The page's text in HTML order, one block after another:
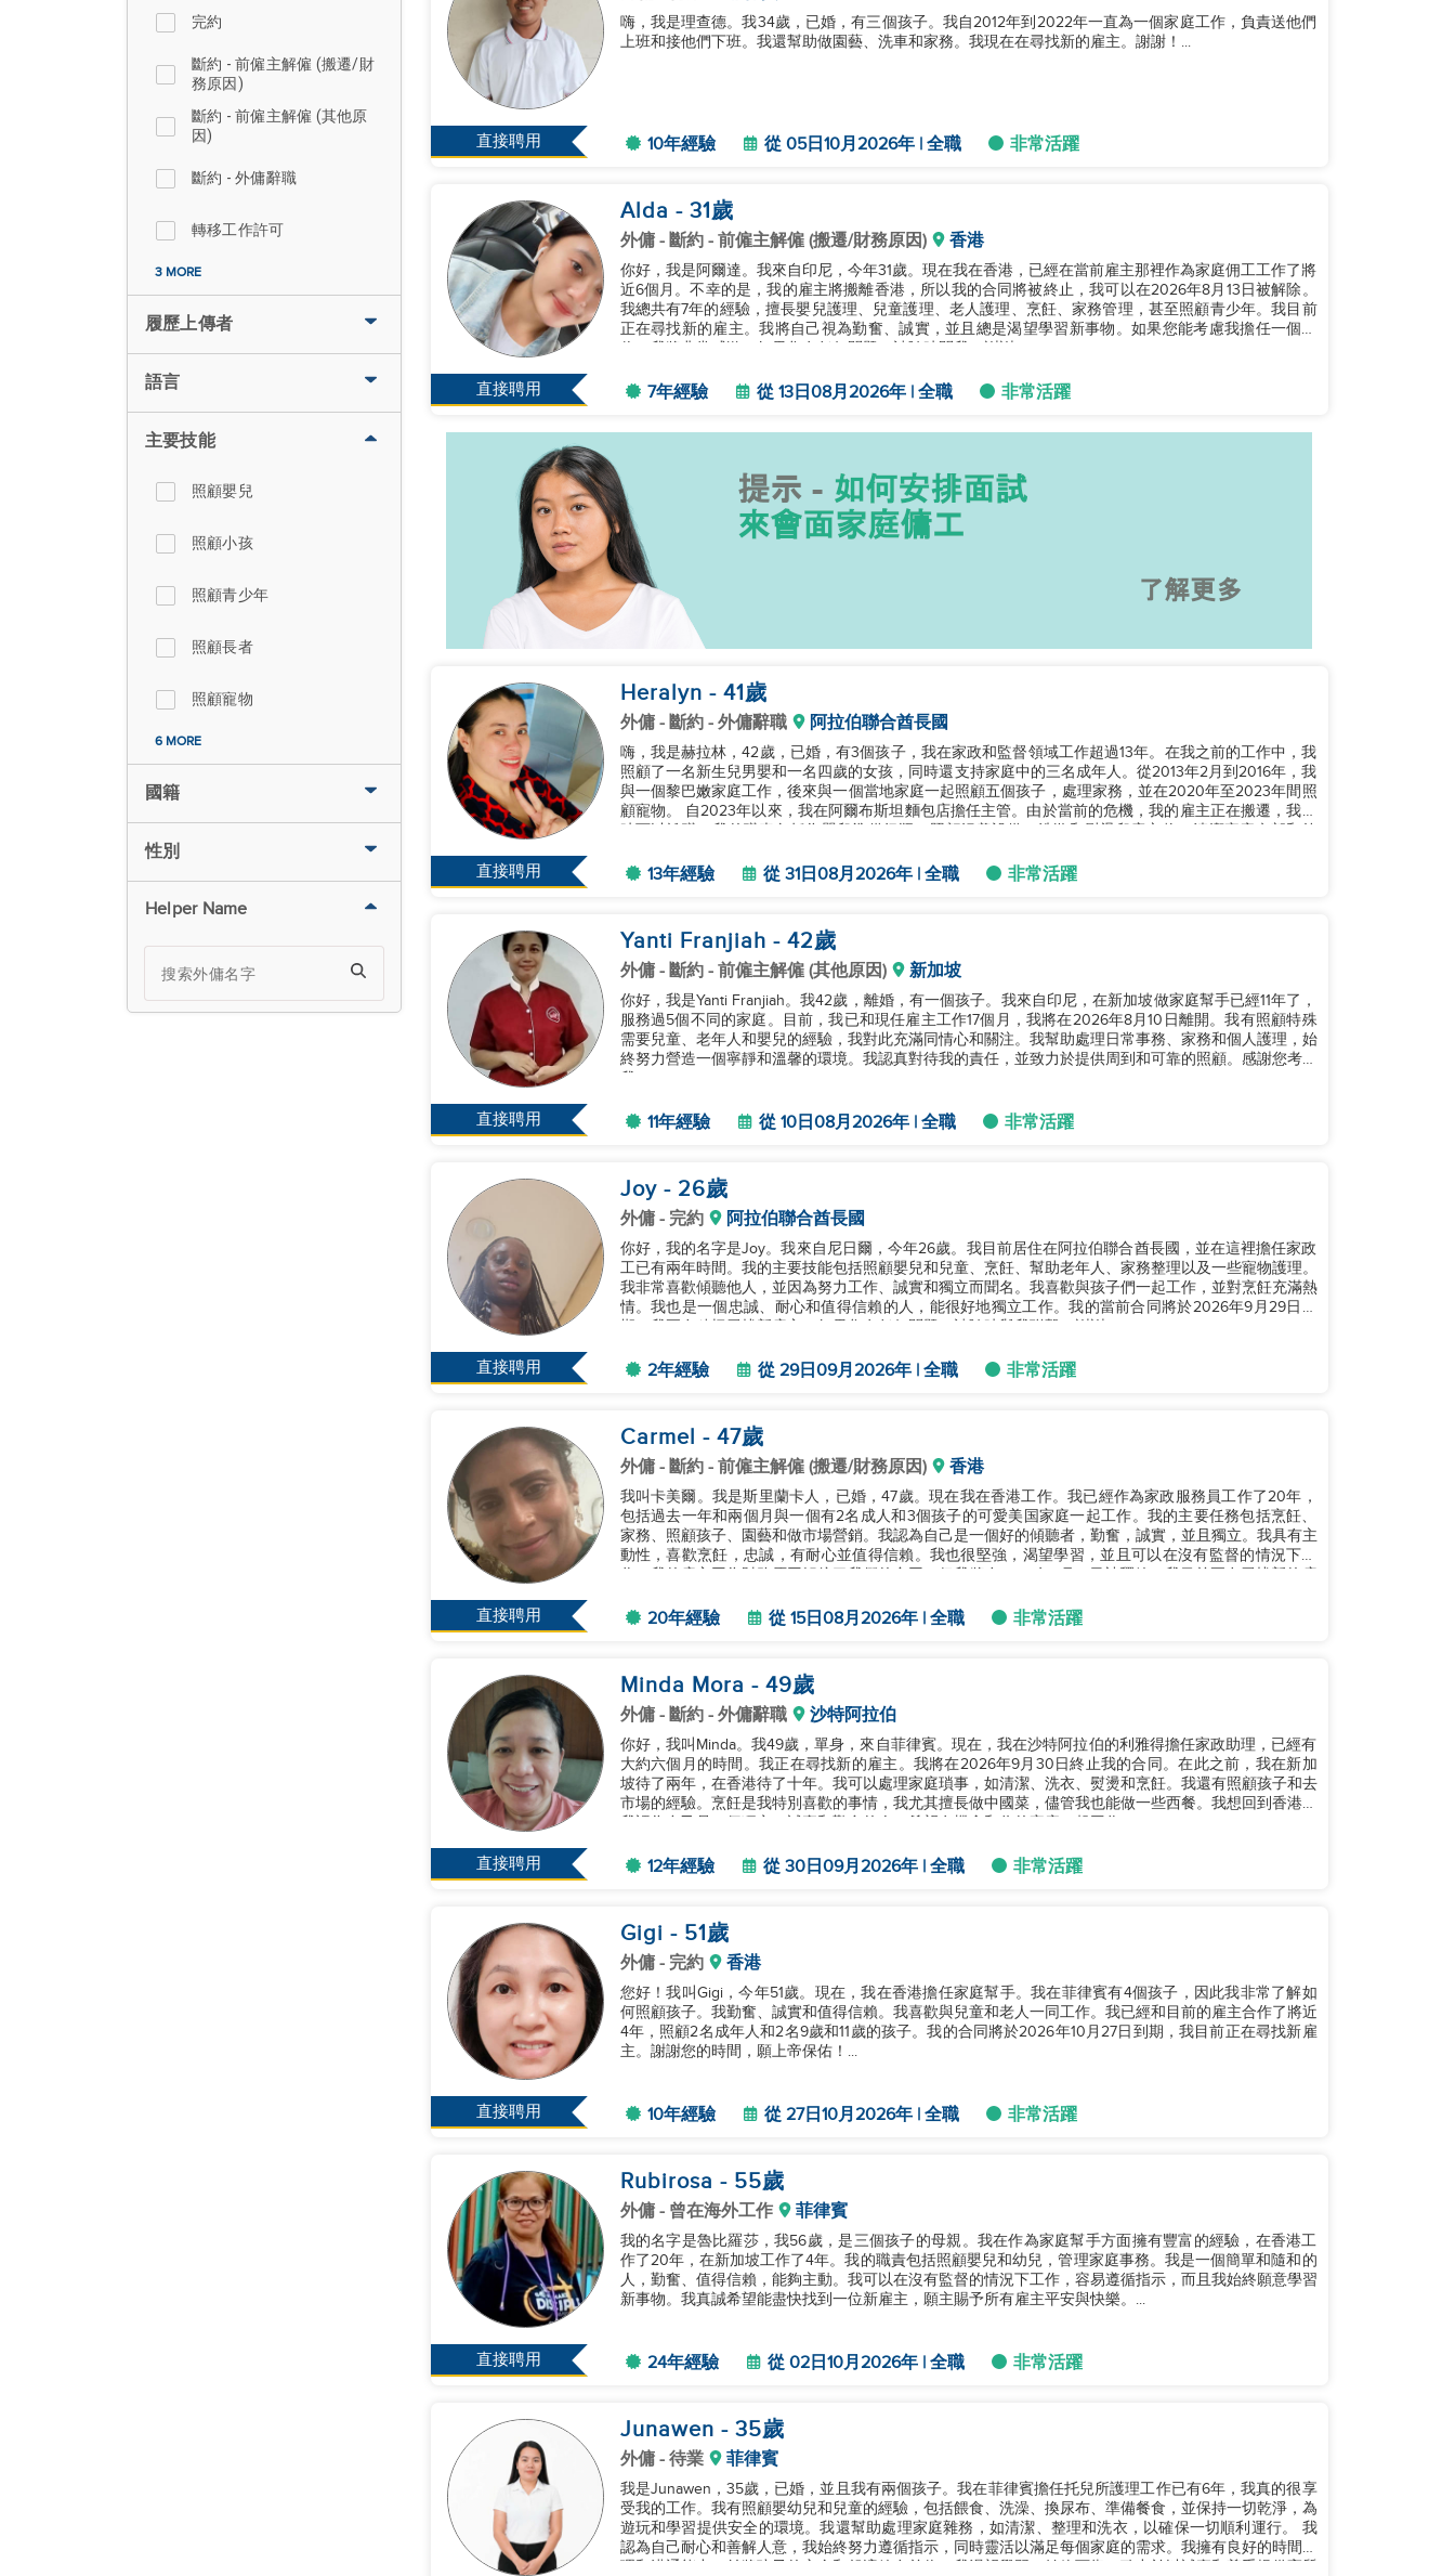
完約
斷約 - 前僱主解僱 (搬遷/財
務原因)
斷約 - 前僱主解僱 (其他原
因)
斷約 - 外傭辭職
轉移工作許可
3 MORE
履歷上傳者
語言
主要技能
照顧嬰兒
照顧小孩
照顧青少年
照顧長者
照顧寵物
6 MORE
國籍
性別
Helper Name
直接聘用
嗨，我是理查德。我34歲，已婚，有三個孩子。我自2012年到2022年一直為一個家庭工作，負責送他們
上班和接他們下班。我還幫助做園藝、洗車和家務。我現在在尋找新的雇主。謝謝！...
10年經驗 從 05日10月2026年 | 全職 非常活躍
直接聘用
Alda - 31歲
外傭 - 斷約 - 前僱主解僱 (搬遷/財務原因) 香港
你好，我是阿爾達。我來自印尼，今年31歲。現在我在香港，已經在當前雇主那裡作為家庭佣工工作了將
近6個月。不幸的是，我的雇主將搬離香港，所以我的合同將被終止，我可以在2026年8月13日被解除。
我總共有7年的經驗，擅長嬰兒護理、兒童護理、老人護理、烹飪、家務管理，甚至照顧青少年。我目前
正在尋找新的雇主。我將自己視為勤奮、誠實，並且總是渴望學習新事物。如果您能考慮我擔任一個職
7年經驗 從 13日08月2026年 | 全職 非常活躍
直接聘用
Heralyn - 41歲
外傭 - 斷約 - 外傭辭職 阿拉伯聯合酋長國
嗨，我是赫拉林，42歲，已婚，有3個孩子，我在家政和監督領域工作超過13年。在我之前的工作中，我
照顧了一名新生兒男嬰和一名四歲的女孩，同時還支持家庭中的三名成年人。從2013年2月到2016年，我
與一個黎巴嫩家庭工作，後來與一個當地家庭一起照顧五個孩子，處理家務，並在2020年至2023年間照
顧寵物。 自2023年以來，我在阿爾布斯坦麵包店擔任主管。由於當前的危機，我的雇主正在搬遷，我隨
13年經驗 從 31日08月2026年 | 全職 非常活躍
直接聘用
Yanti Franjiah - 42歲
外傭 - 斷約 - 前僱主解僱 (其他原因) 新加坡
你好，我是Yanti Franjiah。我42歲，離婚，有一個孩子。我來自印尼，在新加坡做家庭幫手已經11年了，
服務過5個不同的家庭。目前，我已和現任雇主工作17個月，我將在2026年8月10日離開。我有照顧特殊
需要兒童、老年人和嬰兒的經驗，我對此充滿同情心和關注。我幫助處理日常事務、家務和個人護理，始
終努力營造一個寧靜和溫馨的環境。我認真對待我的責任，並致力於提供周到和可靠的照顧。感謝您考慮
11年經驗 從 10日08月2026年 | 全職 非常活躍
直接聘用
Joy - 26歲
外傭 - 完約 阿拉伯聯合酋長國
你好，我的名字是Joy。我來自尼日爾，今年26歲。我目前居住在阿拉伯聯合酋長國，並在這裡擔任家政
工已有兩年時間。我的主要技能包括照顧嬰兒和兒童、烹飪、幫助老年人、家務整理以及一些寵物護理。
我非常喜歡傾聽他人，並因為努力工作、誠實和獨立而聞名。我喜歡與孩子們一起工作，並對烹飪充滿熱
情。我也是一個忠誠、耐心和值得信賴的人，能很好地獨立工作。我的當前合同將於2026年9月29日到
2年經驗 從 29日09月2026年 | 全職 非常活躍
直接聘用
Carmel - 47歲
外傭 - 斷約 - 前僱主解僱 (搬遷/財務原因) 香港
我叫卡美爾。我是斯里蘭卡人，已婚，47歲。現在我在香港工作。我已經作為家政服務員工作了20年，
包括過去一年和兩個月與一個有2名成人和3個孩子的可愛美国家庭一起工作。我的主要任務包括烹飪、
家務、照顧孩子、園藝和做市場營銷。我認為自己是一個好的傾聽者，勤奮，誠實，並且獨立。我具有主
動性，喜歡烹飪，忠誠，有耐心並值得信賴。我也很堅強，渴望學習，並且可以在沒有監督的情況下工
20年經驗 從 15日08月2026年 | 全職 非常活躍
直接聘用
Minda Mora - 49歲
外傭 - 斷約 - 外傭辭職 沙特阿拉伯
你好，我叫Minda。我49歲，單身，來自菲律賓。現在，我在沙特阿拉伯的利雅得擔任家政助理，已經有
大約六個月的時間。我正在尋找新的雇主。我將在2026年9月30日終止我的合同。在此之前，我在新加
坡待了兩年，在香港待了十年。我可以處理家庭瑣事，如清潔、洗衣、熨燙和烹飪。我還有照顧孩子和去
市場的經驗。烹飪是我特別喜歡的事情，我尤其擅長做中國菜，儘管我也能做一些西餐。我想回到香港。
12年經驗 從 30日09月2026年 | 全職 非常活躍
直接聘用
Gigi - 51歲
外傭 - 完約 香港
您好！我叫Gigi，今年51歲。現在，我在香港擔任家庭幫手。我在菲律賓有4個孩子，因此我非常了解如
何照顧孩子。我勤奮、誠實和值得信賴。我喜歡與兒童和老人一同工作。我已經和目前的雇主合作了將近
4年，照顧2名成年人和2名9歲和11歲的孩子。我的合同將於2026年10月27日到期，我目前正在尋找新雇
主。謝謝您的時間，願上帝保佑！...
10年經驗 從 27日10月2026年 | 全職 非常活躍
直接聘用
Rubirosa - 55歲
外傭 - 曾在海外工作 菲律賓
我的名字是魯比羅莎，我56歲，是三個孩子的母親。我在作為家庭幫手方面擁有豐富的經驗，在香港工
作了20年，在新加坡工作了4年。我的職責包括照顧嬰兒和幼兒，管理家庭事務。我是一個簡單和隨和的
人，勤奮、值得信賴，能夠主動。我可以在沒有監督的情況下工作，容易遵循指示，而且我始終願意學習
新事物。我真誠希望能盡快找到一位新雇主，願主賜予所有雇主平安與快樂。...
24年經驗 從 02日10月2026年 | 全職 非常活躍
Junawen - 35歲
外傭 - 待業 菲律賓
我是Junawen，35歲，已婚，並且我有兩個孩子。我在菲律賓擔任托兒所護理工作已有6年，我真的很享
受我的工作。我有照顧嬰幼兒和兒童的經驗，包括餵食、洗澡、換尿布、準備餐食，並保持一切乾淨，為
遊玩和學習提供安全的環境。我還幫助處理家庭雜務，如清潔、整理和洗衣，以確保一切順利運行。 我
認為自己耐心和善解人意，我始終努力遵循指示，同時靈活以滿足每個家庭的需求。我擁有良好的時間管